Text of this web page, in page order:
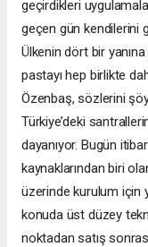
geçirdikleri
geçen gün kendilerini
Ülkenin dört bir
pastayı hep birlikte
Özenbaş, sözlerini
Türkiye’deki
dayanıyor. Bugün
kaynaklarından biri
üzerinde kurulum için
konuda üst düzey
noktadan satış